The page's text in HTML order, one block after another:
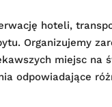
hoteli,
Organizujemy
miejsc na
odpowiadające